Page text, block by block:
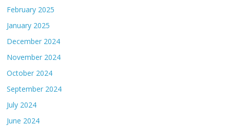
February 2025
January 2025
December 2024
November 2024
October 2024
September 2024
July 2024
June 2024